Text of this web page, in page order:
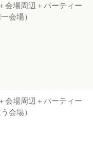
会場周辺＋パーティー
会場）
会場周辺＋パーティー
会場）